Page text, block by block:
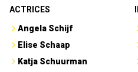
ACTRICES
Angela Schijf
Elise Schaap
Katja Schuurman